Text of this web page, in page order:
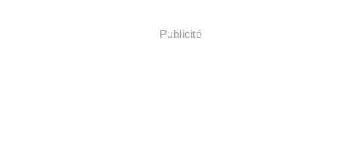
Publicité